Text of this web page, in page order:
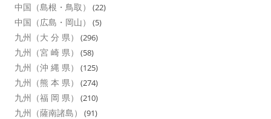
中国（島根・鳥取） (22)
中国（広島・岡山） (5)
九州（大 分 県） (296)
九州（宮 崎 県） (58)
九州（沖 縄 県） (125)
九州（熊 本 県） (274)
九州（福 岡 県） (210)
九州（薩南諸島） (91)